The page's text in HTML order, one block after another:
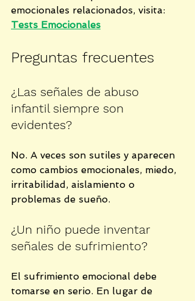
emocionales relacionados, visita:
Tests Emocionales
Preguntas frecuentes
¿Las señales de abuso
infantil siempre son
evidentes?
No. A veces son sutiles y aparecen
como cambios emocionales, miedo,
irritabilidad, aislamiento o
problemas de sueño.
¿Un niño puede inventar
señales de sufrimiento?
El sufrimiento emocional debe
tomarse en serio. En lugar de